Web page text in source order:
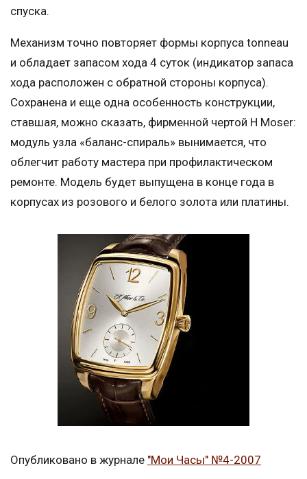
спуска.
Механизм точно повторяет формы корпуса tonneau
и обладает запасом хода 4 суток (индикатор запаса
хода расположен с обратной стороны корпуса).
Сохранена и еще одна особенность конструкции,
ставшая, можно сказать, фирменной чертой H Moser:
модуль узла «баланс-спираль» вынимается, что
облегчит работу мастера при профилактическом
ремонте. Модель будет выпущена в конце года в
корпусах из розового и белого золота или платины.
Опубликовано в журнале "Мои Часы" №4-2007